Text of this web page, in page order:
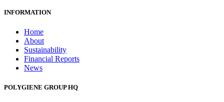
INFORMATION
Home
About
Sustainability
Financial Reports
News
POLYGIENE GROUP HQ